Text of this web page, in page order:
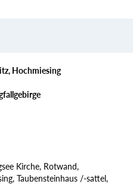
Hochmiesing
Kirche, Rotwand,
Taubensteinhaus /-sattel,